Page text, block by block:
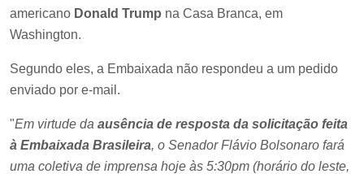
americano Donald Trump na Casa Branca, em
Washington.
Segundo eles, a Embaixada não respondeu a um pedido
enviado por e-mail.
"Em virtude da ausência de resposta da solicitação feita
à Embaixada Brasileira, o Senador Flávio Bolsonaro fará
uma coletiva de imprensa hoje às 5:30pm (horário do leste,